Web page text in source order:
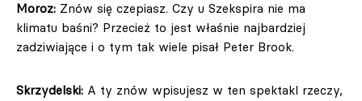
Moroz: Znów się czepiasz. Czy u Szekspira nie ma
klimatu baśni? Przecież to jest właśnie najbardziej
zadziwiające i o tym tak wiele pisał Peter Brook.
Skrzydelski: A ty znów wpisujesz w ten spektakl rzeczy,